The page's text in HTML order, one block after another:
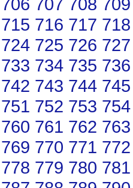
715 716 717 718
724 725 726 727
733 734 735 736
742 743 744 745
751 752 753 754
760 761 762 763
769 770 771 772
778 779 780 781